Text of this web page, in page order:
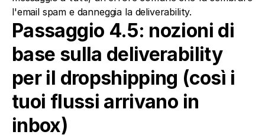
l'email spam e danneggia la deliverability.
Passaggio 4.5: nozioni di
base sulla deliverability
per il dropshipping (così i
tuoi flussi arrivano in
inbox)